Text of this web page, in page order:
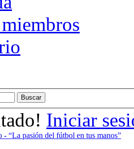
Iniciar
- “La pasión del fútbol en tus manos”